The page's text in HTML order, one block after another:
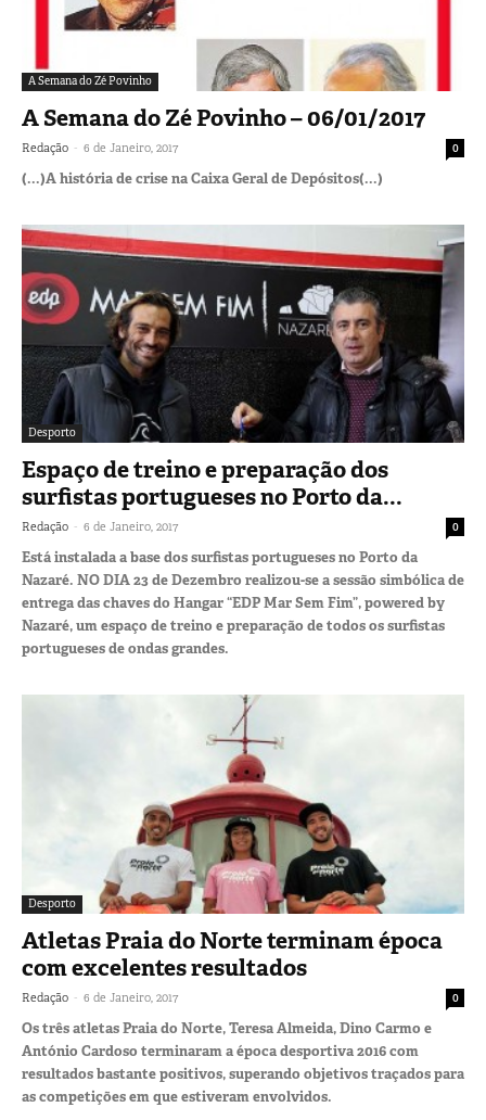
A Semana do Zé Povinho
A Semana do Zé Povinho – 06/01/2017
Redação - 6 de Janeiro, 2017 0
(...)A história de crise na Caixa Geral de Depósitos(...)
Desporto
Espaço de treino e preparação dos
surfistas portugueses no Porto da...
Redação - 6 de Janeiro, 2017 0
Está instalada a base dos surfistas portugueses no Porto da
Nazaré. NO DIA 23 de Dezembro realizou-se a sessão simbólica de
entrega das chaves do Hangar “EDP Mar Sem Fim”, powered by
Nazaré, um espaço de treino e preparação de todos os surfistas
portugueses de ondas grandes.
Desporto
Atletas Praia do Norte terminam época
com excelentes resultados
Redação - 6 de Janeiro, 2017 0
Os três atletas Praia do Norte, Teresa Almeida, Dino Carmo e
António Cardoso terminaram a época desportiva 2016 com
resultados bastante positivos, superando objetivos traçados para
as competições em que estiveram envolvidos.